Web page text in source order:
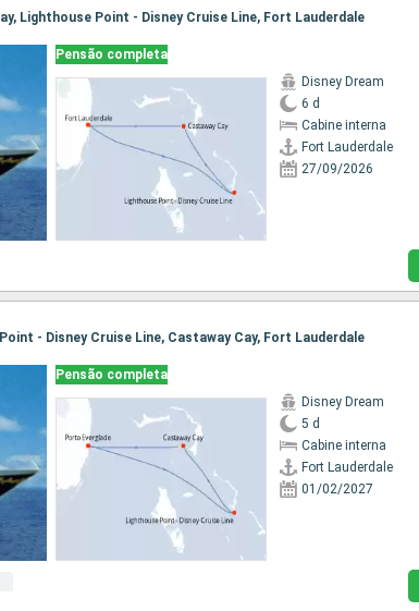
Lighthouse Point - Disney Cruise Line, Fort Lauderdale
Pensão completa
Disney Dream
6 d
Cabine interna
Fort Lauderdale
27/09/2026
- Disney Cruise Line, Castaway Cay, Fort Lauderdale
Pensão completa
Disney Dream
5 d
Cabine interna
Fort Lauderdale
01/02/2027